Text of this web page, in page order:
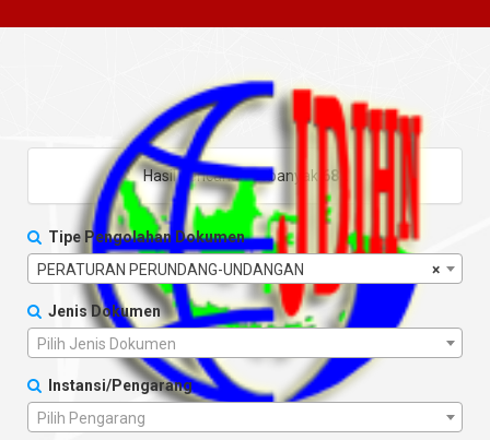
Hasil pencarian sebanyak 682
Tipe Pengolahan Dokumen
×
PERATURAN PERUNDANG-UNDANGAN
Jenis Dokumen
Pilih Jenis Dokumen
Instansi/Pengarang
Pilih Pengarang